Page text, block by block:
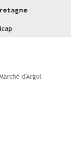
d'Argol